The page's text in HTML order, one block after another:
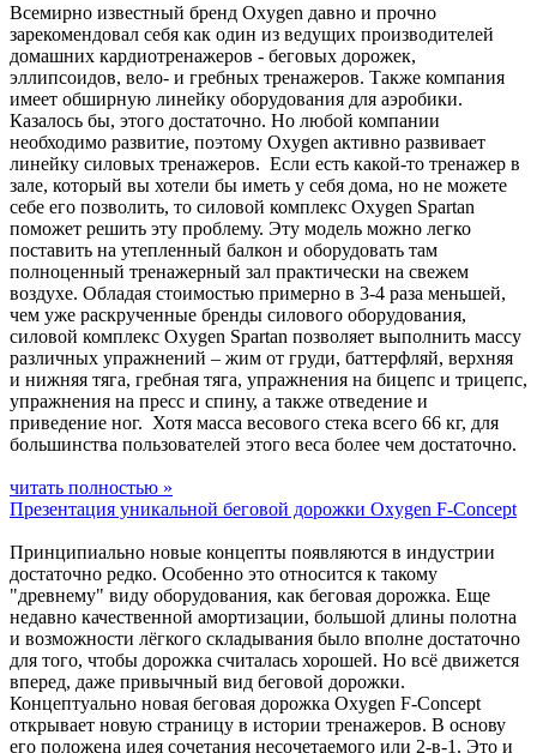
Всемирно известный бренд Oxygen давно и прочно
зарекомендовал себя как один из ведущих производителей
домашних кардиотренажеров - беговых дорожек,
эллипсоидов, вело- и гребных тренажеров. Также компания
имеет обширную линейку оборудования для аэробики.
Казалось бы, этого достаточно. Но любой компании
необходимо развитие, поэтому Oxygen активно развивает
линейку силовых тренажеров. Если есть какой-то тренажер в
зале, который вы хотели бы иметь у себя дома, но не можете
себе его позволить, то силовой комплекс Oxygen Spartan
поможет решить эту проблему. Эту модель можно легко
поставить на утепленный балкон и оборудовать там
полноценный тренажерный зал практически на свежем
воздухе. Обладая стоимостью примерно в 3-4 раза меньшей,
чем уже раскрученные бренды силового оборудования,
силовой комплекс Oxygen Spartan позволяет выполнить массу
различных упражнений – жим от груди, баттерфляй, верхняя
и нижняя тяга, гребная тяга, упражнения на бицепс и трицепс,
упражнения на пресс и спину, а также отведение и
приведение ног. Хотя масса весового стека всего 66 кг, для
большинства пользователей этого веса более чем достаточно.
читать полностью »
Презентация уникальной беговой дорожки Oxygen F-Concept
Принципиально новые концепты появляются в индустрии
достаточно редко. Особенно это относится к такому
"древнему" виду оборудования, как беговая дорожка. Еще
недавно качественной амортизации, большой длины полотна
и возможности лёгкого складывания было вполне достаточно
для того, чтобы дорожка считалась хорошей. Но всё движется
вперед, даже привычный вид беговой дорожки.
Концептуально новая беговая дорожка Oxygen F-Concept
открывает новую страницу в истории тренажеров. В основу
его положена идея сочетания несочетаемого или 2-в-1. Это и